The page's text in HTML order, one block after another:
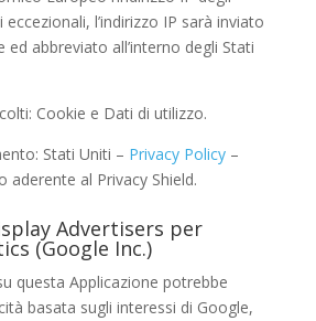
l’indirizzo IP sarà inviato
ed abbreviato all’interno degli Stati
Cookie e Dati di utilizzo.
Stati Uniti – Privacy Policy–
aderente al Privacy Shield.
Advertisers per
(Google Inc.)
questa Applicazione potrebbe
basata sugli interessi di Google,